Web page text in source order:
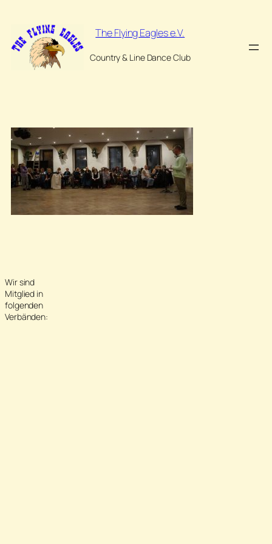
Inhalt
springen
The Flying Eagles e.V.
Country & Line Dance Club
Wir sind
Mitglied in
folgenden
Verbänden: